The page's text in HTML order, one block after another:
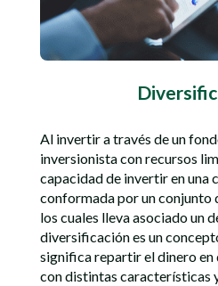
Al invertir a través de un
inversionista con recursos
capacidad de invertir en una
conformada por un conjunto
los cuales lleva asociado un
diversificación es un
significa repartir el dinero
con distintas características